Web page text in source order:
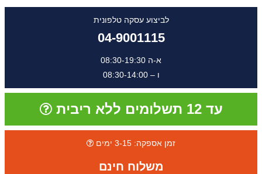
לביצוע עסקה טלפונית
04-9001115
א-ה 08:30-19:30
ו – 08:30-14:00
עד 12 תשלומים ללא ריבית
זמן אספקה: 3-15 ימים
משלוח חינם